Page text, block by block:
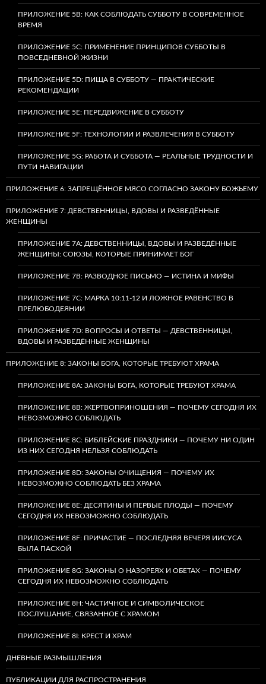
ПРИЛОЖЕНИЕ 5B: КАК СОБЛЮДАТЬ СУББОТУ В СОВРЕМЕННОЕ
ВРЕМЯ
ПРИЛОЖЕНИЕ 5C: ПРИМЕНЕНИЕ ПРИНЦИПОВ СУББОТЫ В
ПОВСЕДНЕВНОЙ ЖИЗНИ
ПРИЛОЖЕНИЕ 5D: ПИЩА В СУББОТУ — ПРАКТИЧЕСКИЕ
РЕКОМЕНДАЦИИ
ПРИЛОЖЕНИЕ 5E: ПЕРЕДВИЖЕНИЕ В СУББОТУ
ПРИЛОЖЕНИЕ 5F: ТЕХНОЛОГИИ И РАЗВЛЕЧЕНИЯ В СУББОТУ
ПРИЛОЖЕНИЕ 5G: РАБОТА И СУББОТА — РЕАЛЬНЫЕ ТРУДНОСТИ И
ПУТИ НАВИГАЦИИ
ПРИЛОЖЕНИЕ 6: ЗАПРЕЩЁННОЕ МЯСО СОГЛАСНО ЗАКОНУ БОЖЬЕМУ
ПРИЛОЖЕНИЕ 7: ДЕВСТВЕННИЦЫ, ВДОВЫ И РАЗВЕДЁННЫЕ
ЖЕНЩИНЫ
ПРИЛОЖЕНИЕ 7А: ДЕВСТВЕННИЦЫ, ВДОВЫ И РАЗВЕДЁННЫЕ
ЖЕНЩИНЫ: СОЮЗЫ, КОТОРЫЕ ПРИНИМАЕТ БОГ
ПРИЛОЖЕНИЕ 7B: РАЗВОДНОЕ ПИСЬМО — ИСТИНА И МИФЫ
ПРИЛОЖЕНИЕ 7C: МАРКА 10:11-12 И ЛОЖНОЕ РАВЕНСТВО В
ПРЕЛЮБОДЕЯНИИ
ПРИЛОЖЕНИЕ 7D: ВОПРОСЫ И ОТВЕТЫ — ДЕВСТВЕННИЦЫ,
ВДОВЫ И РАЗВЕДЁННЫЕ ЖЕНЩИНЫ
ПРИЛОЖЕНИЕ 8: ЗАКОНЫ БОГА, КОТОРЫЕ ТРЕБУЮТ ХРАМА
ПРИЛОЖЕНИЕ 8A: ЗАКОНЫ БОГА, КОТОРЫЕ ТРЕБУЮТ ХРАМА
ПРИЛОЖЕНИЕ 8B: ЖЕРТВОПРИНОШЕНИЯ — ПОЧЕМУ СЕГОДНЯ ИХ
НЕВОЗМОЖНО СОБЛЮДАТЬ
ПРИЛОЖЕНИЕ 8C: БИБЛЕЙСКИЕ ПРАЗДНИКИ — ПОЧЕМУ НИ ОДИН
ИЗ НИХ СЕГОДНЯ НЕЛЬЗЯ СОБЛЮДАТЬ
ПРИЛОЖЕНИЕ 8D: ЗАКОНЫ ОЧИЩЕНИЯ — ПОЧЕМУ ИХ
НЕВОЗМОЖНО СОБЛЮДАТЬ БЕЗ ХРАМА
ПРИЛОЖЕНИЕ 8E: ДЕСЯТИНЫ И ПЕРВЫЕ ПЛОДЫ — ПОЧЕМУ
СЕГОДНЯ ИХ НЕВОЗМОЖНО СОБЛЮДАТЬ
ПРИЛОЖЕНИЕ 8F: ПРИЧАСТИЕ — ПОСЛЕДНЯЯ ВЕЧЕРЯ ИИСУСА
БЫЛА ПАСХОЙ
ПРИЛОЖЕНИЕ 8G: ЗАКОНЫ О НАЗОРЕЯХ И ОБЕТАХ — ПОЧЕМУ
СЕГОДНЯ ИХ НЕВОЗМОЖНО СОБЛЮДАТЬ
ПРИЛОЖЕНИЕ 8H: ЧАСТИЧНОЕ И СИМВОЛИЧЕСКОЕ
ПОСЛУШАНИЕ, СВЯЗАННОЕ С ХРАМОМ
ПРИЛОЖЕНИЕ 8I: КРЕСТ И ХРАМ
ДНЕВНЫЕ РАЗМЫШЛЕНИЯ
ПУБЛИКАЦИИ ДЛЯ РАСПРОСТРАНЕНИЯ